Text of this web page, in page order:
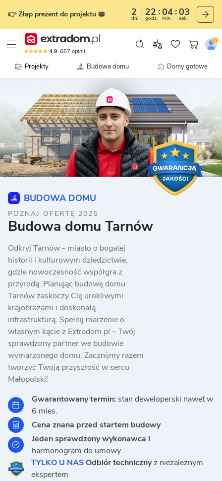
👉 Złap prezent do projektu 📖 2
dni
22
godz.
04
min.
02
sek.
4.9 667 opinii
Projekty Budowa domu Domy gotowe
BUDOWA DOMU
POZNAJ OFERTĘ 2025
Budowa domu Tarnów
Odkryj Tarnów - miasto o bogatej
historii i kulturowym dziedzictwie,
gdzie nowoczesność współgra z
przyrodą. Planując budowę domu
Tarnów zaskoczy Cię urokliwymi
krajobrazami i doskonałą
infrastrukturą. Spełnij marzenie o
własnym kącie z Extradom.pl – Twój
sprawdzony partner we budowie
wymarzonego domu. Zacznijmy razem
tworzyć Twoją przyszłość w sercu
Małopolski!
Gwarantowany termin: stan deweloperski nawet w
6 mies.
Cena znana przed startem budowy
Jeden sprawdzonywykonawca i
harmonogram do umowy
TYLKO U NAS Odbiórtechnicznyz niezależnym
ekspertem